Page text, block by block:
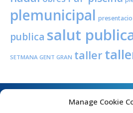
Manage Cookie
plemunicipal presentacio
publica salut
SETMANA GENT GRAN taller